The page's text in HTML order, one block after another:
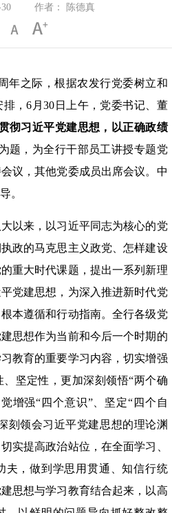
作者： 陈德真
年之际，根据农发行党委树立和
，6月30日上午，党委书记、董
彻习近平党建思想，以正确政绩
为题，为全行干部员工讲授专题党
议，其他党委成员出席会议。中
。
以来，以习近平同志为核心的党
政的马克思主义政党、怎样建设
重大时代课题，提出一系列新理
党建思想，为深入推进新时代党
本遵循和行动指南。全行各级党
思想作为当前和今后一个时期的
教育的重要学习内容，切实增强
坚定性，更加深刻领悟“两个确
增强“四个意识”、坚定“四个自
刻领会习近平党建思想的理论渊
实提高政治站位，在全面学习、
夫，做到学思用贯通、知信行统
思想与学习教育结合起来，以高